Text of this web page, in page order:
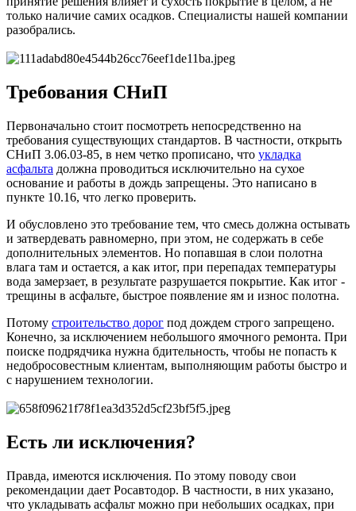
только наличие самих осадков. Специалисты нашей компании
разобрались.
Требования СНиП
Первоначально стоит посмотреть непосредственно на
требования существующих стандартов. В частности, открыть
СНиП 3.06.03-85, в нем четко прописано, что укладка
асфальта должна проводиться исключительно на сухое
основание и работы в дождь запрещены. Это написано в
пункте 10.16, что легко проверить.
И обусловлено это требование тем, что смесь должна остывать
и затвердевать равномерно, при этом, не содержать в себе
дополнительных элементов. Но попавшая в слои полотна
влага там и остается, а как итог, при перепадах температуры
вода замерзает, в результате разрушается покрытие. Как итог -
трещины в асфальте, быстрое появление ям и износ полотна.
Потому строительство дорог под дождем строго запрещено.
Конечно, за исключением небольшого ямочного ремонта. При
поиске подрядчика нужна бдительность, чтобы не попасть к
недобросовестным клиентам, выполняющим работы быстро и
с нарушением технологии.
Есть ли исключения?
Правда, имеются исключения. По этому поводу свои
рекомендации дает Росавтодор. В частности, в них указано,
что укладывать асфальт можно при небольших осадках, при